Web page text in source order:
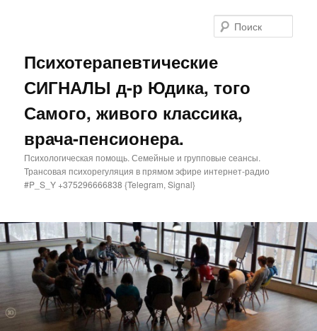
Психотерапевтические
СИГНАЛЫ д-р Юдика, того
Самого, живого классика,
врача-пенсионера.
Психологическая помощь. Семейные и групповые сеансы.
Трансовая психорегуляция в прямом эфире интернет-радио
#P_S_Y +375296666838 {Telegram, Signal}